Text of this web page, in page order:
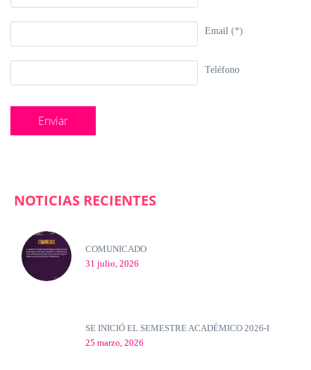
Email (*)
Teléfono
NOTICIAS RECIENTES
COMUNICADO
31 julio, 2026
SE INICIÓ EL SEMESTRE ACADÉMICO 2026-I
25 marzo, 2026